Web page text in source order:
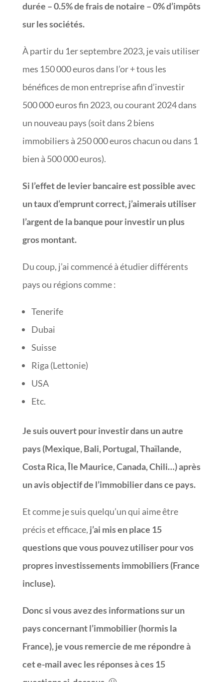
durée – 0.5% de frais de notaire – 0% d’impôts
sur les sociétés.
À partir du 1er septembre 2023, je vais utiliser
mes 150 000 euros dans l’or + tous les
bénéfices de mon entreprise afin d’investir
500 000 euros fin 2023, ou courant 2024 dans
un nouveau pays (soit dans 2 biens
immobiliers à 250 000 euros chacun ou dans 1
bien à 500 000 euros).
Si l’effet de levier bancaire est possible avec
un taux d’emprunt correct, j’aimerais utiliser
l’argent de la banque pour investir un plus
gros montant.
Du coup, j’ai commencé à étudier différents
pays ou régions comme :
Tenerife
Dubai
Suisse
Riga (Lettonie)
USA
Etc.
Je suis ouvert pour investir dans un autre
pays (Mexique, Bali, Portugal, Thaïlande,
Costa Rica, Île Maurice, Canada, Chili…) après
un avis objectif de l’immobilier dans ce pays.
Et comme je suis quelqu’un qui aime être
précis et efficace, j’ai mis en place 15
questions que vous pouvez utiliser pour vos
propres investissements immobiliers (France
incluse).
Donc si vous avez des informations sur un
pays concernant l’immobilier (hormis la
France), je vous remercie de me répondre à
cet e-mail avec les réponses à ces 15